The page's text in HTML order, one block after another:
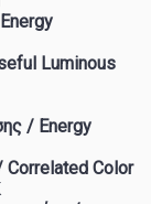
Luminous
/ Energy
Correlated Color